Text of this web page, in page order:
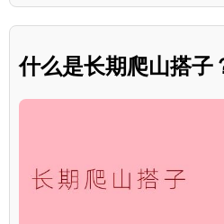
什么是长期爬山搭子